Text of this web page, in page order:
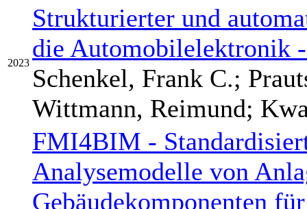
2023
Strukturierter und
die Automobilelektronik
Schenkel, Frank C.;
Wittmann, Reimund;
FMI4BIM -
Analysemodelle von
Gebäudekomponenten